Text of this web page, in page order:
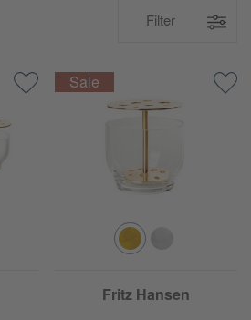
Filter
Fritz Hansen